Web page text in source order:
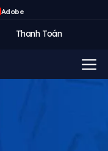
Adobe
Thanh Toán